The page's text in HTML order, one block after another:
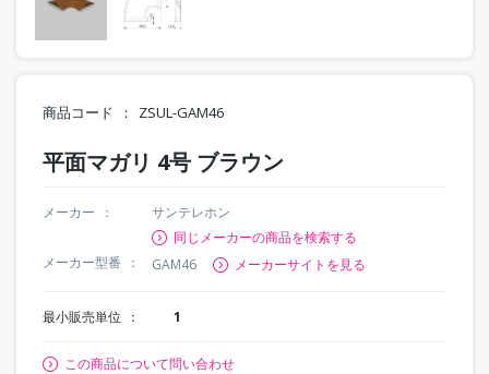
商品コード ZSUL-GAM46
平面マガリ 4号 ブラウン
メーカー
サンテレホン
同じメーカーの商品を検索する
メーカー型番
GAM46 メーカーサイトを見る
最小販売単位 1
この商品について問い合わせ